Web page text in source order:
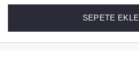
SEPETE EKLE